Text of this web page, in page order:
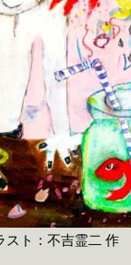
スト：不吉霊二 作